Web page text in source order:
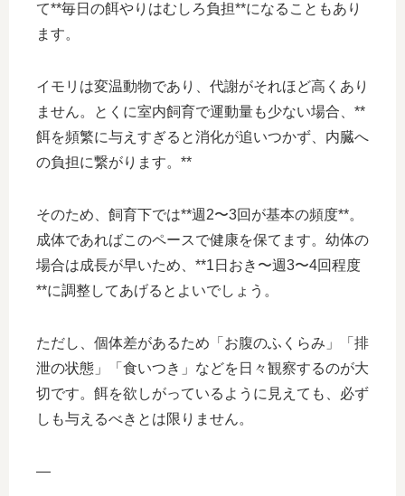
て**毎日の餌やりはむしろ負担**になることもあり
ます。
イモリは変温動物であり、代謝がそれほど高くあり
ません。とくに室内飼育で運動量も少ない場合、**
餌を頻繁に与えすぎると消化が追いつかず、内臓へ
の負担に繋がります。**
そのため、飼育下では**週2〜3回が基本の頻度**。
成体であればこのペースで健康を保てます。幼体の
場合は成長が早いため、**1日おき〜週3〜4回程度
**に調整してあげるとよいでしょう。
ただし、個体差があるため「お腹のふくらみ」「排
泄の状態」「食いつき」などを日々観察するのが大
切です。餌を欲しがっているように見えても、必ず
しも与えるべきとは限りません。
—